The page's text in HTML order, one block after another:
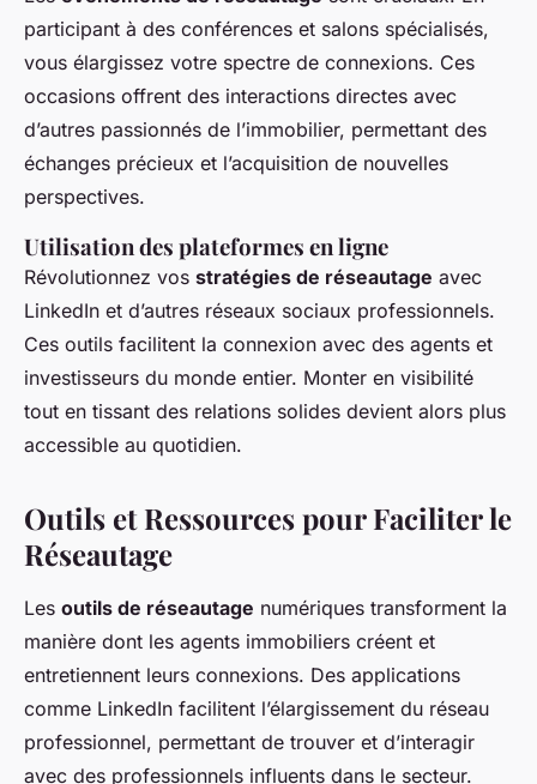
participant à des conférences et salons spécialisés,
vous élargissez votre spectre de connexions. Ces
occasions offrent des interactions directes avec
d’autres passionnés de l’immobilier, permettant des
échanges précieux et l’acquisition de nouvelles
perspectives.
Utilisation des plateformes en ligne
Révolutionnez vos stratégies de réseautage avec
LinkedIn et d’autres réseaux sociaux professionnels.
Ces outils facilitent la connexion avec des agents et
investisseurs du monde entier. Monter en visibilité
tout en tissant des relations solides devient alors plus
accessible au quotidien.
Outils et Ressources pour Faciliter le
Réseautage
Les outils de réseautage numériques transforment la
manière dont les agents immobiliers créent et
entretiennent leurs connexions. Des applications
comme LinkedIn facilitent l’élargissement du réseau
professionnel, permettant de trouver et d’interagir
avec des professionnels influents dans le secteur.